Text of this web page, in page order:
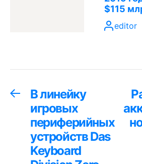
$115
editor
Навигация
записям
Предыдущая
запись:
В линейку
игровых
периферийных
устройств Das
Keyboard